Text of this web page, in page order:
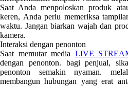
Saat Anda menpoloskan produk
keren, Anda perlu memeriksa
waktu. Jangan biarkan wajah dan
kamera.
Interaksi dengan penonton
Saat memutar media LIVE
dengan penonton. bagi penjual,
penonton semakin nyaman.
membangun hubungan yang erat